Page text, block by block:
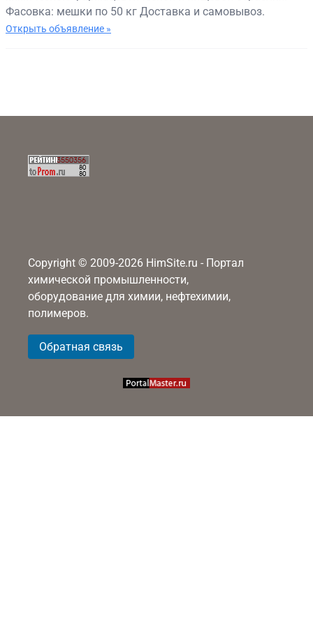
Фасовка: мешки по 50 кг Доставка и самовывоз.
Открыть объявление »
Copyright © 2009-2026 HimSite.ru - Портал
химической промышленности,
оборудование для химии, нефтехимии,
полимеров.
Обратная связь